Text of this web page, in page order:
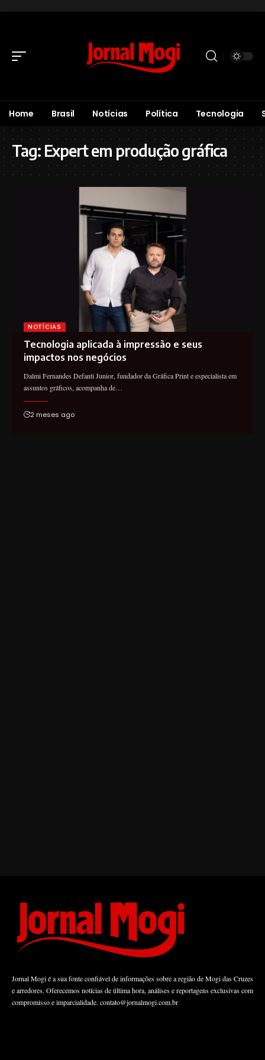
Home Brasil Notícias Política Tecnologia
Tag: Expert em produção gráfica
NOTÍCIAS
Tecnologia aplicada à impressão e seus
impactos nos negócios
Dalmi Fernandes Defanti Junior, fundador da Gráfica Print e especialista em
assuntos gráficos, acompanha de…
2 meses ago
Jornal Mogi é a sua fonte confiável de informações sobre a região de Mogi das Cruzes
e arredores. Oferecemos notícias de última hora, análises e reportagens exclusivas com
compromisso e imparcialidade. contato@jornalmogi.com.br